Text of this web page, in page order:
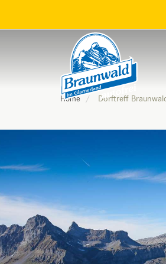
Home Dorftreff